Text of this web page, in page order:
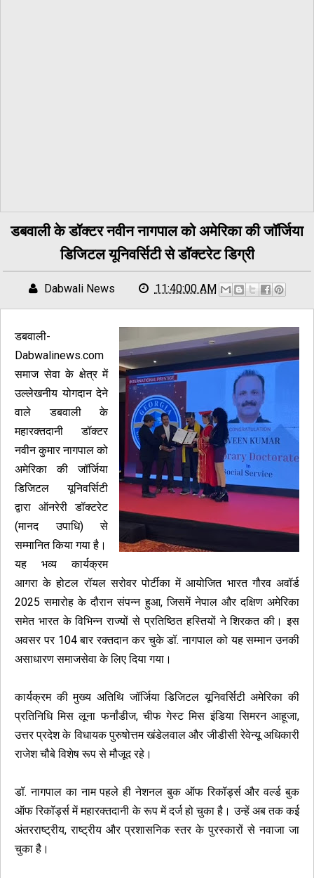
डबवाली के डॉक्टर नवीन नागपाल को अमेरिका की जॉर्जिया
डिजिटल यूनिवर्सिटी से डॉक्टरेट डिग्री
Dabwali News 11:40:00 AM
डबवाली-
Dabwalinews.com
समाज सेवा के क्षेत्र में
उल्लेखनीय योगदान देने
वाले डबवाली के
महारक्तदानी डॉक्टर
नवीन कुमार नागपाल को
अमेरिका की जॉर्जिया
डिजिटल यूनिवर्सिटी
द्वारा ऑनरेरी डॉक्टरेट
(मानद उपाधि) से
सम्मानित किया गया है।
यह भव्य कार्यक्रम
आगरा के होटल रॉयल सरोवर पोर्टीका में आयोजित भारत गौरव अवॉर्ड
2025 समारोह के दौरान संपन्न हुआ, जिसमें नेपाल और दक्षिण अमेरिका
समेत भारत के विभिन्न राज्यों से प्रतिष्ठित हस्तियों ने शिरकत की। इस
अवसर पर 104 बार रक्तदान कर चुके डॉ. नागपाल को यह सम्मान उनकी
असाधारण समाजसेवा के लिए दिया गया।
कार्यक्रम की मुख्य अतिथि जॉर्जिया डिजिटल यूनिवर्सिटी अमेरिका की
प्रतिनिधि मिस लूना फर्नांडीज, चीफ गेस्ट मिस इंडिया सिमरन आहूजा,
उत्तर प्रदेश के विधायक पुरुषोत्तम खंडेलवाल और जीडीसी रेवेन्यू अधिकारी
राजेश चौबे विशेष रूप से मौजूद रहे।
डॉ. नागपाल का नाम पहले ही नेशनल बुक ऑफ रिकॉर्ड्स और वर्ल्ड बुक
ऑफ रिकॉर्ड्स में महारक्तदानी के रूप में दर्ज हो चुका है। उन्हें अब तक कई
अंतरराष्ट्रीय, राष्ट्रीय और प्रशासनिक स्तर के पुरस्कारों से नवाजा जा
चुका है।